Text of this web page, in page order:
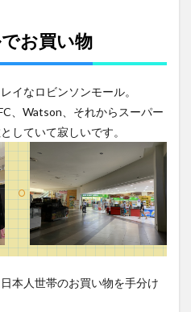
お買い物
イなロビンソンモール。
、Watson、それからスーパー
していて寂しいです。
本人世帯のお買い物を手分け